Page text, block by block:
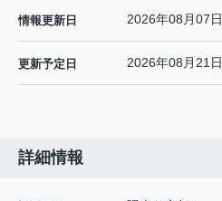
情報更新日 2026年08月07日
更新予定日 2026年08月21日
詳細情報